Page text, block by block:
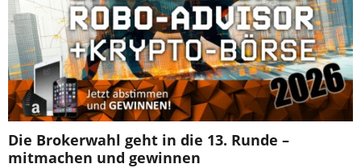
Die Brokerwahl geht in die 13. Runde –
mitmachen und gewinnen